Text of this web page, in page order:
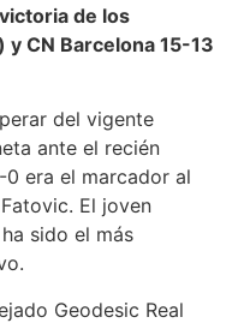
de los
CN Barcelona 15-13
del vigente
ante el recién
era el marcador al
El joven
sido el más
Geodesic Real